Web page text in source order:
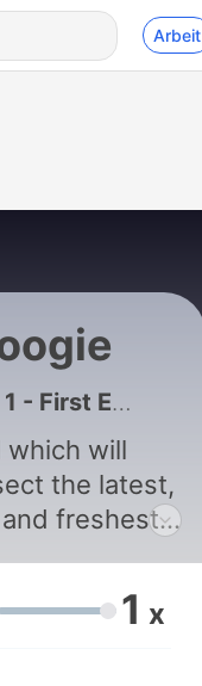
Arbeit
1 - First Episode
which will
the latest,
freshest
1 x